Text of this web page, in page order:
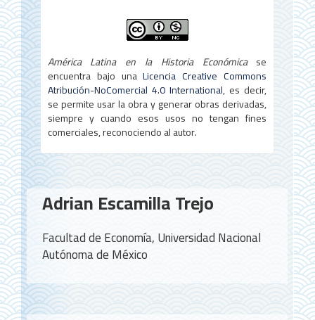
América Latina en la Historia Económicase
encuentra bajo unaLicencia Creative Commons
Atribución-NoComercial 4.0 International, es decir,
se permite usar la obra y generar obras derivadas,
siempre y cuando esos usos no tengan fines
comerciales, reconociendo al autor.
Contenido
principal
del
artículo
Adrian Escamilla Trejo
Facultad de Economía, Universidad Nacional
Autónoma de México